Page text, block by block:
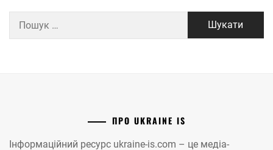
ПРО UKRAINE IS
Інформаційний ресурс ukraine-is.com – це медіа-